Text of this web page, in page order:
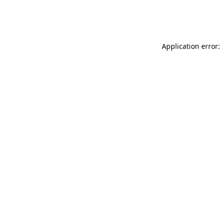
Application